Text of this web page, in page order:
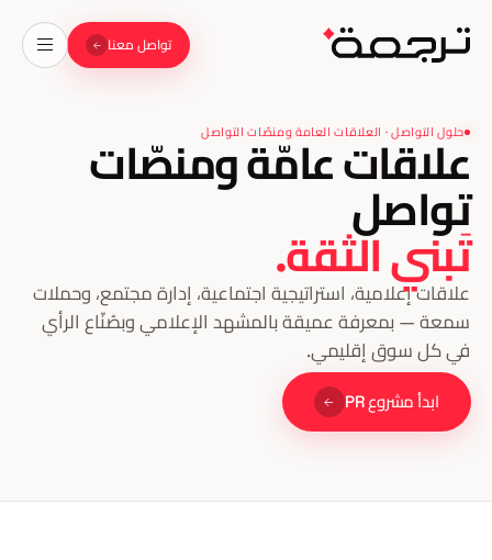
تواصل معنا
حلول التواصل · العلاقات العامة ومنصّات التواصل
علاقات عامّة ومنصّات
تواصل
تَبني الثقة.
علاقات إعلامية، استراتيجية اجتماعية، إدارة مجتمع، وحملات
سمعة — بمعرفة عميقة بالمشهد الإعلامي وبصُنّاع الرأي
في كل سوق إقليمي.
ابدأ مشروع PR